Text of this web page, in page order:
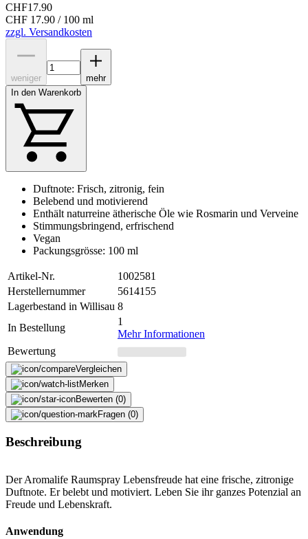
CHF17.90
CHF 17.90 / 100 ml
zzgl. Versandkosten
weniger
mehr
In den Warenkorb
Duftnote: Frisch, zitronig, fein
Belebend und motivierend
Enthält naturreine ätherische Öle wie Rosmarin und Verveine
Stimmungsbringend, erfrischend
Vegan
Packungsgrösse: 100 ml
Artikel-Nr.
1002581
Herstellernummer
5614155
Lagerbestand in Willisau 8
In Bestellung
1
Mehr Informationen
Bewertung
Vergleichen
Merken
Bewerten (0)
Fragen (0)
Beschreibung
Der Aromalife Raumspray Lebensfreude hat eine frische, zitronige
Duftnote. Er belebt und motiviert. Leben Sie ihr ganzes Potenzial an
Freude und Lebenskraft.
Anwendung